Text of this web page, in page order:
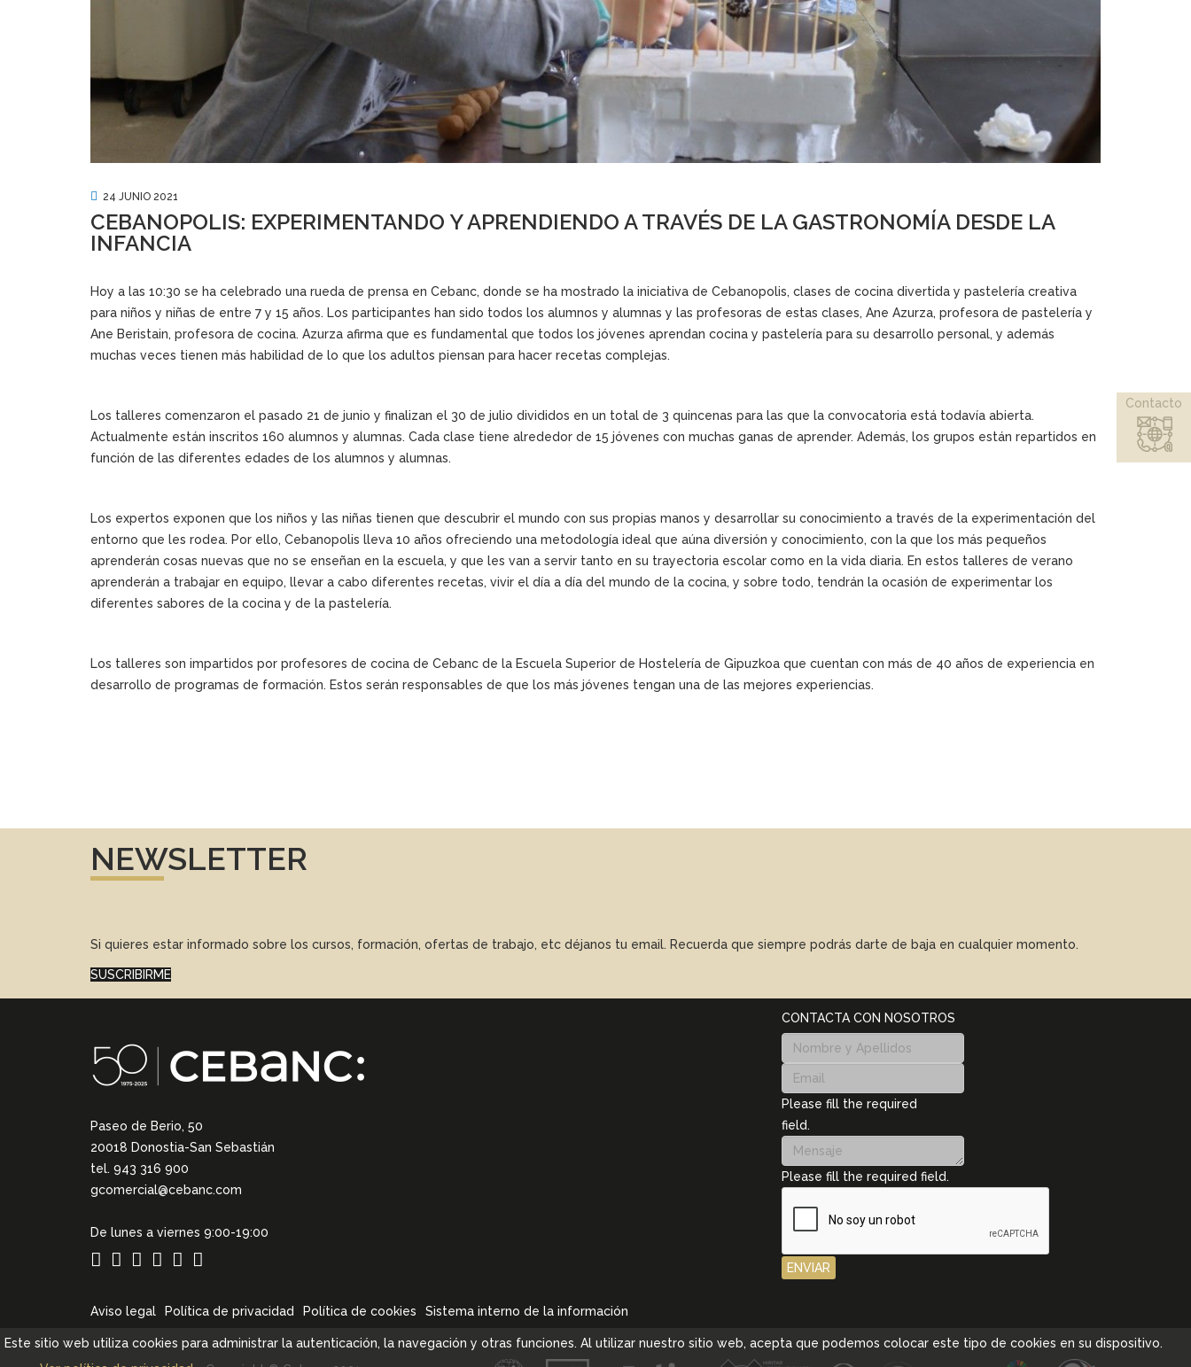
24 JUNIO 2021
CEBANOPOLIS: EXPERIMENTANDO Y APRENDIENDO A TRAVÉS DE LA GASTRONOMÍA DESDE LA
INFANCIA
Hoy a las 10:30 se ha celebrado una rueda de prensa en Cebanc, donde se ha mostrado la iniciativa de Cebanopolis, clases de cocina divertida y pastelería creativa
para niños y niñas de entre 7 y 15 años. Los participantes han sido todos los alumnos y alumnas y las profesoras de estas clases, Ane Azurza, profesora de pastelería y
Ane Beristain, profesora de cocina. Azurza afirma que es fundamental que todos los jóvenes aprendan cocina y pastelería para su desarrollo personal, y además
muchas veces tienen más habilidad de lo que los adultos piensan para hacer recetas complejas.
Los talleres comenzaron el pasado 21 de junio y finalizan el 30 de julio divididos en un total de 3 quincenas para las que la convocatoria está todavía abierta.
Actualmente están inscritos 160 alumnos y alumnas. Cada clase tiene alrededor de 15 jóvenes con muchas ganas de aprender. Además, los grupos están repartidos en
función de las diferentes edades de los alumnos y alumnas.
Los expertos exponen que los niños y las niñas tienen que descubrir el mundo con sus propias manos y desarrollar su conocimiento a través de la experimentación del
entorno que les rodea. Por ello, Cebanopolis lleva 10 años ofreciendo una metodología ideal que aúna diversión y conocimiento, con la que los más pequeños
aprenderán cosas nuevas que no se enseñan en la escuela, y que les van a servir tanto en su trayectoria escolar como en la vida diaria. En estos talleres de verano
aprenderán a trabajar en equipo, llevar a cabo diferentes recetas, vivir el día a día del mundo de la cocina, y sobre todo, tendrán la ocasión de experimentar los
diferentes sabores de la cocina y de la pastelería.
Los talleres son impartidos por profesores de cocina de Cebanc de la Escuela Superior de Hostelería de Gipuzkoa que cuentan con más de 40 años de experiencia en
desarrollo de programas de formación. Estos serán responsables de que los más jóvenes tengan una de las mejores experiencias.
NEWSLETTER
Si quieres estar informado sobre los cursos, formación, ofertas de trabajo, etc déjanos tu email. Recuerda que siempre podrás darte de baja en cualquier momento.
SUSCRIBIRME
Paseo de Berio, 50
20018 Donostia-San Sebastián
tel. 943 316 900
gcomercial@cebanc.com
De lunes a viernes 9:00-19:00
Aviso legal Política de privacidad Política de cookies Sistema interno de la información
CONTACTA CON NOSOTROS
Please fill the required
field.
Please fill the required field.
ENVIAR
Contacto
Este sitio web utiliza cookies para administrar la autenticación, la navegación y otras funciones. Al utilizar nuestro sitio web, acepta que podemos colocar este tipo de cookies en su dispositivo.